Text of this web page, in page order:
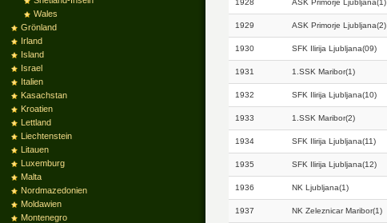
Wales
Grönland
Irland
Island
Israel
Italien
Kasachstan
Kroatien
Lettland
Liechtenstein
Litauen
Luxemburg
Malta
Nordmazedonien
Moldawien
Montenegro
1928 ASK Primorje Ljubljana(1)
1929 ASK Primorje Ljubljana(2)
1930 SFK Ilirija Ljubljana(09)
1931 1.SSK Maribor(1)
1932 SFK Ilirija Ljubljana(10)
1933 1.SSK Maribor(2)
1934 SFK Ilirija Ljubljana(11)
1935 SFK Ilirija Ljubljana(12)
1936 NK Ljubljana(1)
1937 NK Zeleznicar Maribor(1)